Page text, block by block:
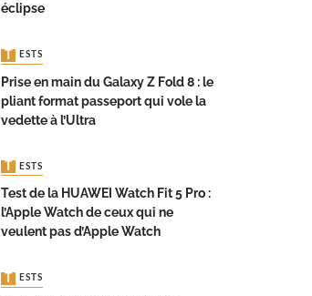
éclipse
TESTS
Prise en main du Galaxy Z Fold 8 : le
pliant format passeport qui vole la
vedette à l’Ultra
TESTS
Test de la HUAWEI Watch Fit 5 Pro :
l’Apple Watch de ceux qui ne
veulent pas d’Apple Watch
TESTS